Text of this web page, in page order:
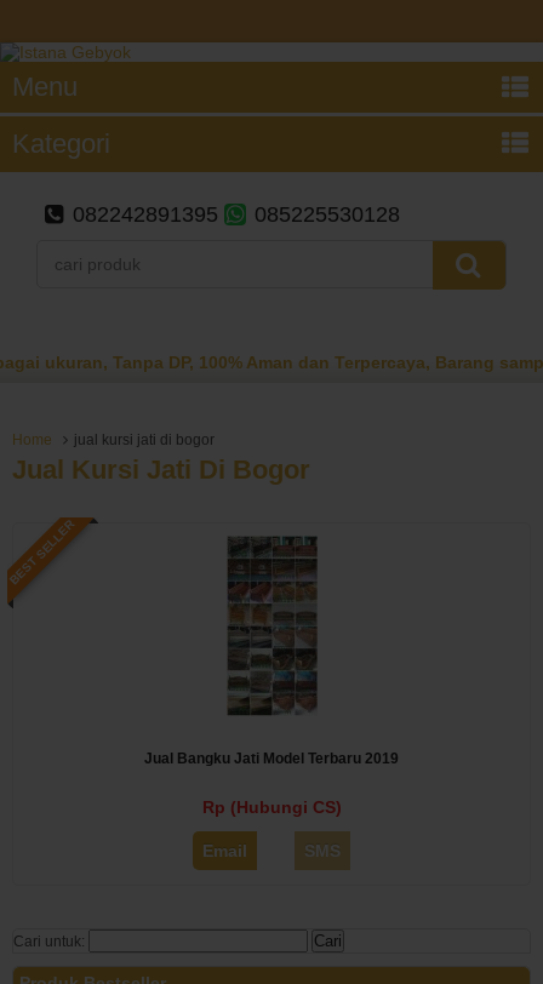
Menu
Kategori
082242891395 085225530128
Tanpa DP, 100% Aman dan Terpercaya, Barang sampai
Home jual kursi jati di bogor
Jual Kursi Jati Di Bogor
BEST SELLER
Jual Bangku Jati Model Terbaru 2019
Rp (Hubungi CS)
Email SMS
Cari untuk: